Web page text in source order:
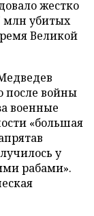
жестко
млн убитых
Великой
после войны
военные
«большая
у
рабами».